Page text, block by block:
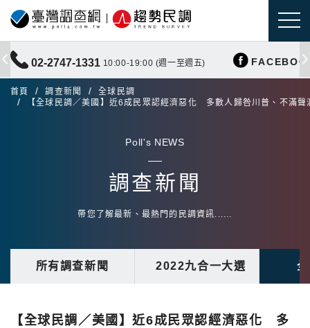
02-2747-1331 10:00-19:00 (週一至週五)
首頁 調查新聞
全球民調
【全球民調／美國】近6成民眾認經濟惡化 多數人歸咎川普、不滿聲
Poll's NEWS
調查新聞
帶您了解最新、最熱門的民調資訊......
所有調查新聞 2022九合一大選
【全球民調／美國】近6成民眾認經濟惡化 多